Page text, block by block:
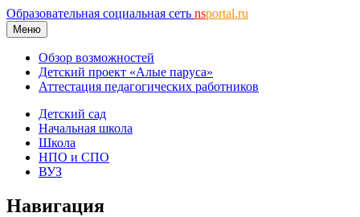
Образовательная социальная сеть nsportal.ru
Меню
Обзор возможностей
Детский проект «Алые паруса»
Аттестация педагогических работников
Детский сад
Начальная школа
Школа
НПО и СПО
ВУЗ
Навигация